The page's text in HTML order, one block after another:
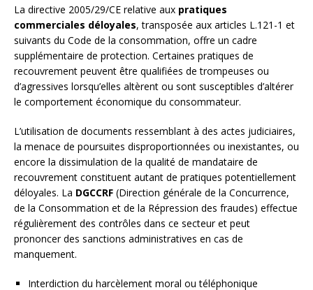
La directive 2005/29/CE relative aux pratiques
commerciales déloyales, transposée aux articles L.121-1 et
suivants du Code de la consommation, offre un cadre
supplémentaire de protection. Certaines pratiques de
recouvrement peuvent être qualifiées de trompeuses ou
d’agressives lorsqu’elles altèrent ou sont susceptibles d’altérer
le comportement économique du consommateur.
L’utilisation de documents ressemblant à des actes judiciaires,
la menace de poursuites disproportionnées ou inexistantes, ou
encore la dissimulation de la qualité de mandataire de
recouvrement constituent autant de pratiques potentiellement
déloyales. La DGCCRF (Direction générale de la Concurrence,
de la Consommation et de la Répression des fraudes) effectue
régulièrement des contrôles dans ce secteur et peut
prononcer des sanctions administratives en cas de
manquement.
Interdiction du harcèlement moral ou téléphonique